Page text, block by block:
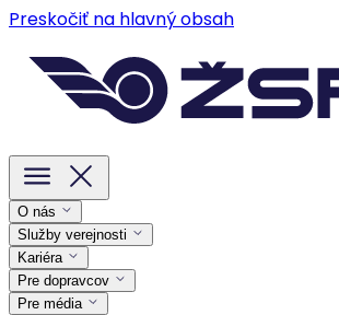
Preskočiť na hlavný obsah
O nás
Služby verejnosti
Kariéra
Pre dopravcov
Pre média